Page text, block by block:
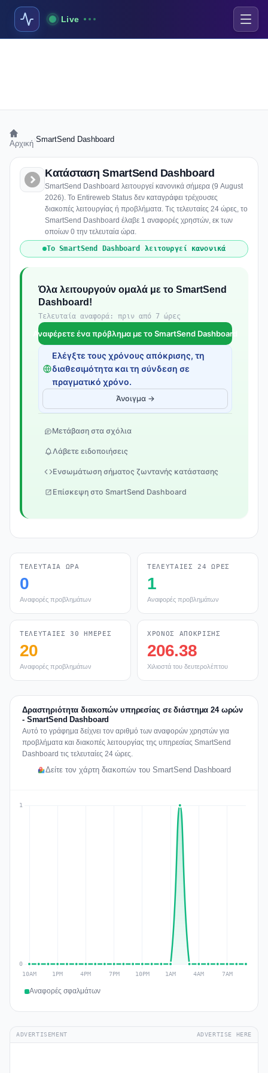
Live
Αρχική SmartSend Dashboard
Κατάσταση SmartSend Dashboard
SmartSend Dashboard λειτουργεί κανονικά σήμερα (9 August
2026). Το Entireweb Status δεν καταγράφει τρέχουσες
διακοπές λειτουργίας ή προβλήματα. Τις τελευταίες 24 ώρες, το
SmartSend Dashboard έλαβε 1 αναφορές χρηστών, εκ των
οποίων 0 την τελευταία ώρα.
Το SmartSend Dashboard λειτουργεί κανονικά
Όλα λειτουργούν ομαλά με το SmartSend
Dashboard!
Τελευταία αναφορά: πριν από 7 ώρες
Αναφέρετε ένα πρόβλημα με το SmartSend Dashboard
Ελέγξτε τους χρόνους απόκρισης, τη
διαθεσιμότητα και τη σύνδεση σε
πραγματικό χρόνο.
Άνοιγμα →
Μετάβαση στα σχόλια
Λάβετε ειδοποιήσεις
Ενσωμάτωση σήματος ζωντανής κατάστασης
Επίσκεψη στο SmartSend Dashboard
ΤΕΛΕΥΤΑΊΑ ΏΡΑ
0
Αναφορές προβλημάτων
ΤΕΛΕΥΤΑΊΕΣ 24 ΏΡΕΣ
1
Αναφορές προβλημάτων
ΤΕΛΕΥΤΑΊΕΣ 30 ΗΜΈΡΕΣ
20
Αναφορές προβλημάτων
ΧΡΌΝΟΣ ΑΠΌΚΡΙΣΗΣ
206.38
Χιλιοστά του δευτερολέπτου
Δραστηριότητα διακοπών υπηρεσίας σε διάστημα 24 ωρών
- SmartSend Dashboard
Αυτό το γράφημα δείχνει τον αριθμό των αναφορών χρηστών για
προβλήματα και διακοπές λειτουργίας της υπηρεσίας SmartSend
Dashboard τις τελευταίες 24 ώρες.
Δείτε τον χάρτη διακοπών του SmartSend Dashboard
Αναφορές σφαλμάτων
ADVERTISEMENT ADVERTISE HERE